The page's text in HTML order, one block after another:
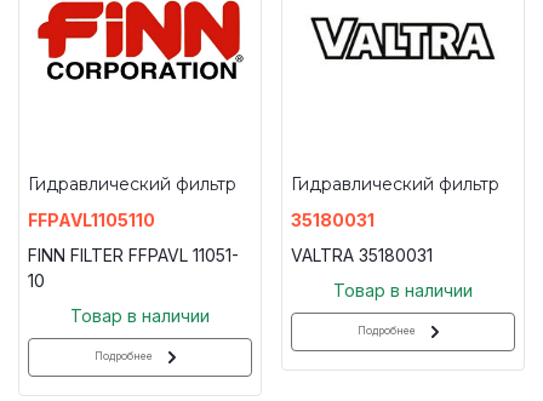
Гидравлический фильтр
FFPAVL1105110
FINN FILTER FFPAVL 11051-
10
Товар в наличии
Подробнее
Гидравлический фильтр
35180031
VALTRA 35180031
Товар в наличии
Подробнее